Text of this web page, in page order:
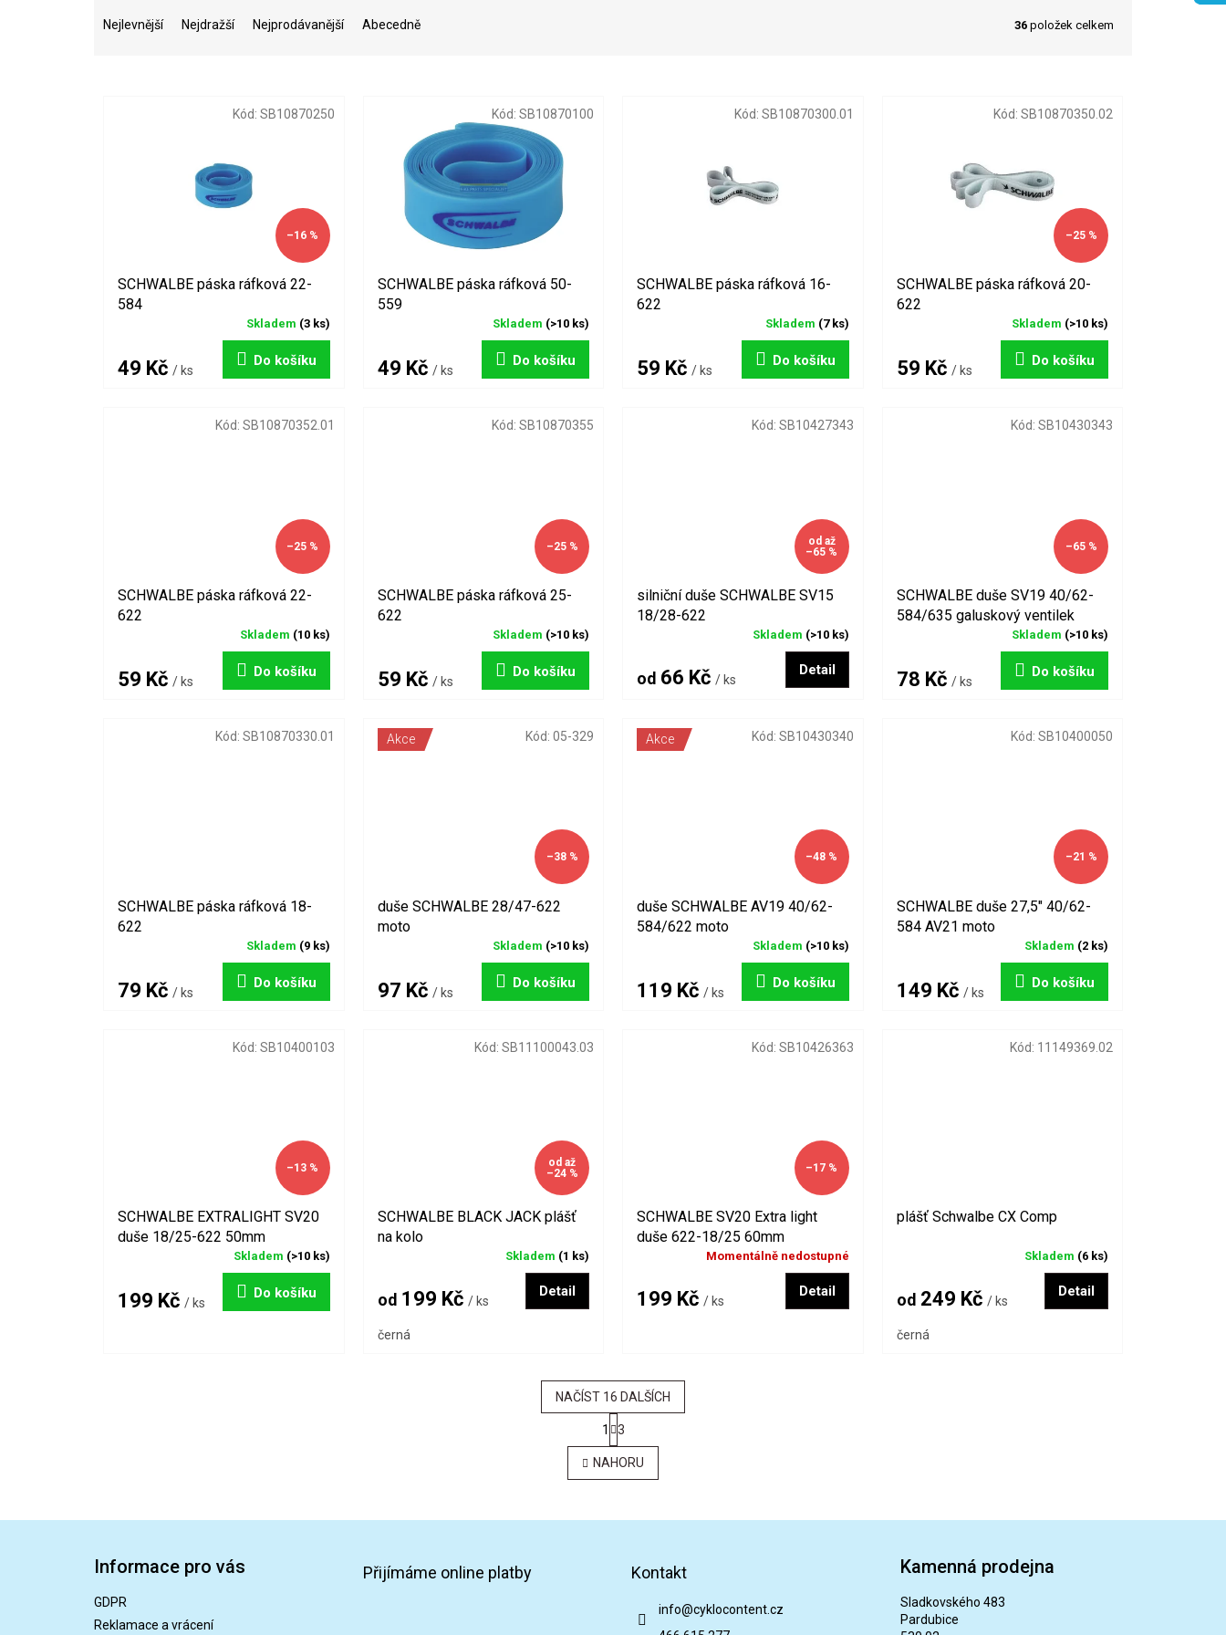
Nejlevnější Nejdražší Nejprodávanější Abecedně 36 položek celkem
–16 %
SCHWALBE páska ráfková 22-
584
Skladem (3 ks)
49 Kč / ks
Do košíku
Kód: SB10870250
SCHWALBE páska ráfková 50-
559
Skladem (>10 ks)
49 Kč / ks
Do košíku
Kód: SB10870100
SCHWALBE páska ráfková 16-
622
Skladem (7 ks)
59 Kč / ks
Do košíku
Kód: SB10870300.01
–25 %
SCHWALBE páska ráfková 20-
622
Skladem (>10 ks)
59 Kč / ks
Do košíku
Kód: SB10870350.02
–25 %
SCHWALBE páska ráfková 22-
622
Skladem (10 ks)
59 Kč / ks
Do košíku
Kód: SB10870352.01
–25 %
SCHWALBE páska ráfková 25-
622
Skladem (>10 ks)
59 Kč / ks
Do košíku
Kód: SB10870355
od až
–65 %
silniční duše SCHWALBE SV15
18/28-622
Skladem (>10 ks)
od 66 Kč / ks
Detail
Kód: SB10427343
–65 %
SCHWALBE duše SV19 40/62-
584/635 galuskový ventilek
Skladem (>10 ks)
78 Kč / ks
Do košíku
Kód: SB10430343
SCHWALBE páska ráfková 18-
622
Skladem (9 ks)
79 Kč / ks
Do košíku
Kód: SB10870330.01 Akce
–38 %
duše SCHWALBE 28/47-622
moto
Skladem (>10 ks)
97 Kč / ks
Do košíku
Kód: 05-329 Akce
–48 %
duše SCHWALBE AV19 40/62-
584/622 moto
Skladem (>10 ks)
119 Kč / ks
Do košíku
Kód: SB10430340
–21 %
SCHWALBE duše 27,5" 40/62-
584 AV21 moto
Skladem (2 ks)
149 Kč / ks
Do košíku
Kód: SB10400050
–13 %
SCHWALBE EXTRALIGHT SV20
duše 18/25-622 50mm
Skladem (>10 ks)
199 Kč / ks
Do košíku
Kód: SB10400103
od až
–24 %
SCHWALBE BLACK JACK plášť
na kolo
Skladem (1 ks)
od199 Kč / ks
Detail
černá
Kód: SB11100043.03
–17 %
SCHWALBE SV20 Extra light
duše 622-18/25 60mm
Momentálně nedostupné
199 Kč / ks
Detail
Kód: SB10426363
plášť Schwalbe CX Comp
Skladem (6 ks)
od249 Kč / ks
Detail
černá
Kód: 11149369.02
O
v
l
a
NAČÍST 16 DALŠÍCH
S
t
r
á
n
1 3
NAHORU
Informace pro vás
GDPR
Reklamace a vrácení
Přijímáme online platby Kontakt
info@cyklocontent.cz
Kamenná prodejna
Sladkovského 483
Pardubice